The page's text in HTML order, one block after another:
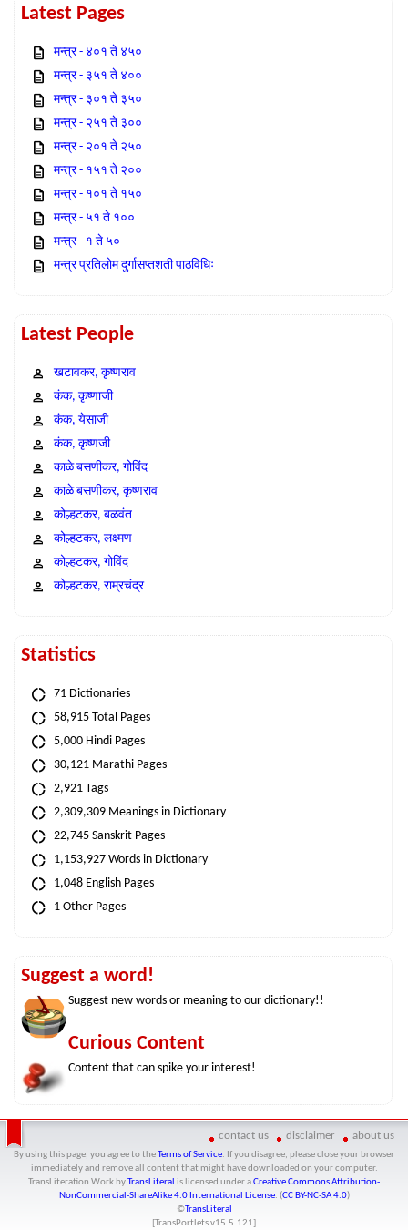
Latest Pages
मन्त्र - ४०१ ते ४५०
मन्त्र - ३५१ ते ४००
मन्त्र - ३०१ ते ३५०
मन्त्र - २५१ ते ३००
मन्त्र - २०१ ते २५०
मन्त्र - १५१ ते २००
मन्त्र - १०१ ते १५०
मन्त्र - ५१ ते १००
मन्त्र - १ ते ५०
मन्त्र प्रतिलोम दुर्गासप्तशती पाठविधिः
Latest People
खटावकर, कृष्णराव
कंक, कृष्णाजी
कंक, येसाजी
कंक, कृष्णजी
काळे बसणीकर, गोविंद
काळे बसणीकर, कृष्णराव
कोल्हटकर, बळवंत
कोल्हटकर, लक्ष्मण
कोल्हटकर, गोविंद
कोल्हटकर, राम्रचंद्र
Statistics
71 Dictionaries
58,915 Total Pages
5,000 Hindi Pages
30,121 Marathi Pages
2,921 Tags
2,309,309 Meanings in Dictionary
22,745 Sanskrit Pages
1,153,927 Words in Dictionary
1,048 English Pages
1 Other Pages
Suggest a word!
Suggest new words or meaning to our dictionary!!
Curious Content
Content that can spike your interest!
contact us disclaimer about us
By using this page, you agree to the Terms of Service. If you disagree, please close your browser
immediately and remove all content that might have downloaded on your computer.
TransLiteration Workby TransLiteral is licensed under aCreative Commons Attribution-
NonCommercial-ShareAlike 4.0 International License. (CC BY-NC-SA 4.0)
©TransLiteral
[TransPortlets v15.5.121